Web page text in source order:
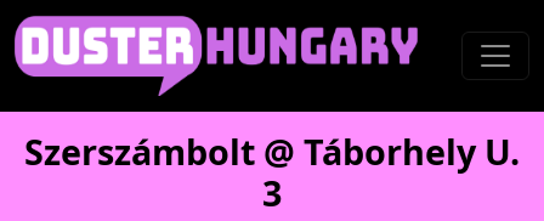
Szerszámbolt @ Táborhely U.
3